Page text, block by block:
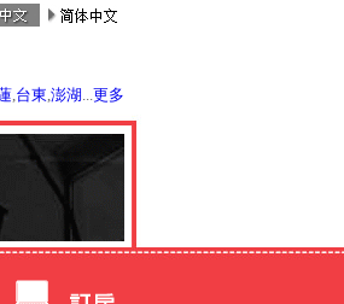
,台東,澎湖...更多